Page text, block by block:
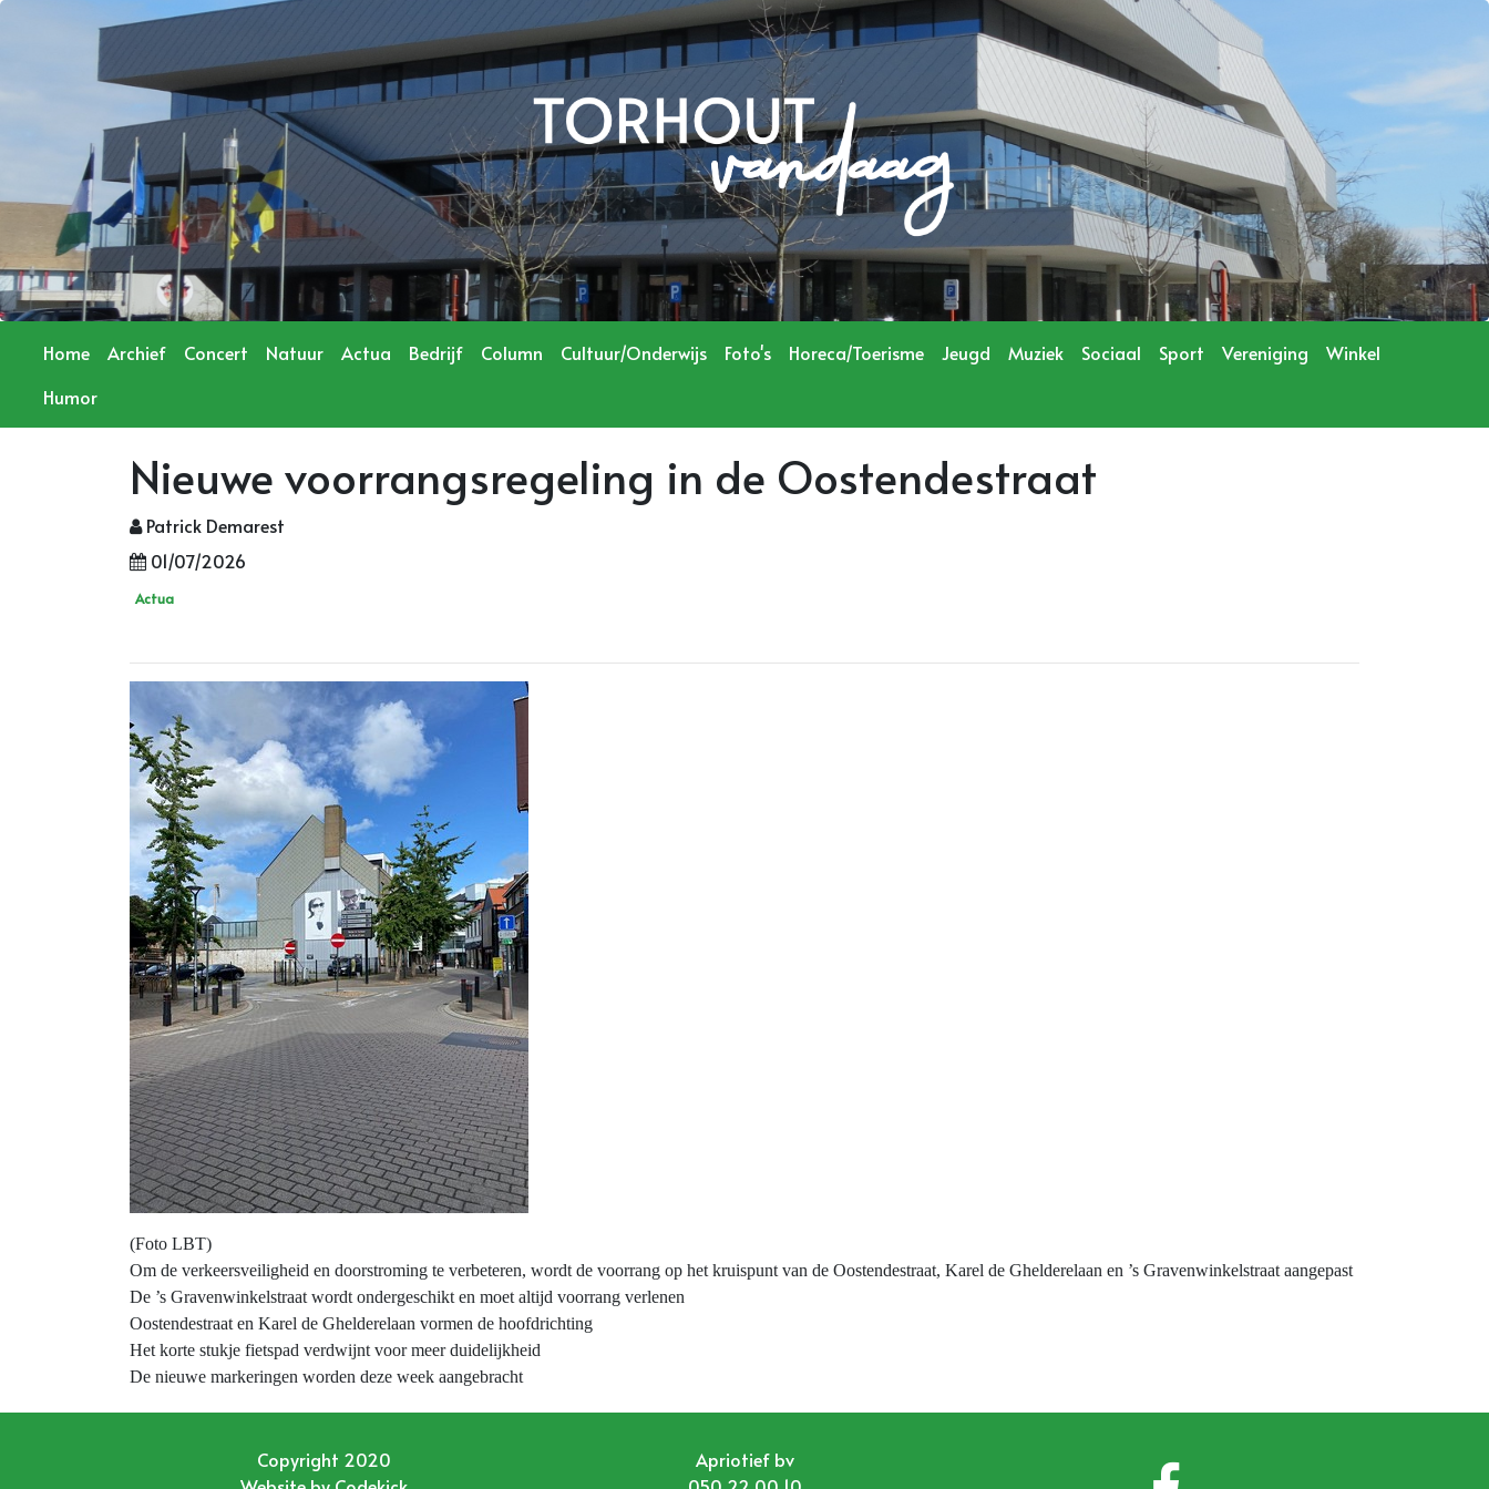
Home Archief Concert Natuur Actua Bedrijf Column Cultuur/Onderwijs Foto's Horeca/Toerisme Jeugd Muziek Sociaal Sport Vereniging
Winkel
Humor
Nieuwe voorrangsregeling in de Oostendestraat
Patrick Demarest
01/07/2026
Actua
(Foto LBT)
Om de verkeersveiligheid en doorstroming te verbeteren, wordt de voorrang op het kruispunt van de Oostendestraat, Karel de Ghelderelaan en ’s Gravenwinkelstraat aangepast
De ’s Gravenwinkelstraat wordt ondergeschikt en moet altijd voorrang verlenen
Oostendestraat en Karel de Ghelderelaan vormen de hoofdrichting
Het korte stukje fietspad verdwijnt voor meer duidelijkheid
De nieuwe markeringen worden deze week aangebracht
Copyright 2020
Apriotief bv